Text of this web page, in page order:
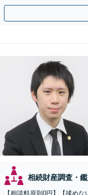
さい。【初回面談相談30分
相続財産調査・
【相談料原則0円】【揉め